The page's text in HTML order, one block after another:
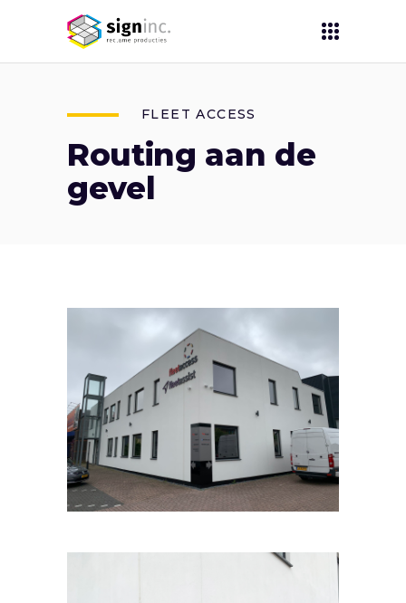
FLEET ACCESS
Routing aan de
gevel